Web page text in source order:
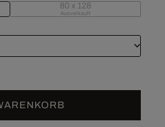
80 x 128
Ausverkauft